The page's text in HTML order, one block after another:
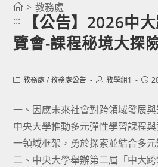
> 教務處
:::
【公告】2026中
覽會-課程秘境大探
Post教務處 / 教務處公告
Post教學組1
Post
一、因應未來社會對跨領域發展
中央大學推動多元彈性學習課程
一領域框架，勇於探索並結合多
二、中央大學舉辦第二屆「中大